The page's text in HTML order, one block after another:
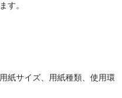
す。
紙サイズ、用紙種類、使用環